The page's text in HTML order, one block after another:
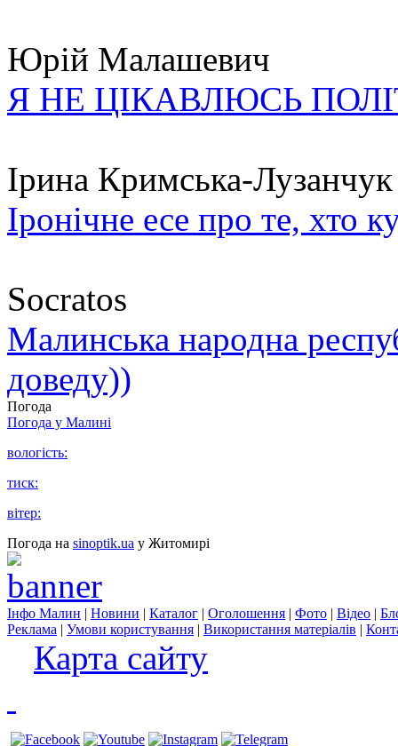
Юрій Малашевич
Я НЕ ЦІКАВЛЮСЬ
Ірина Кримська-Лузанчук
Іронічне есе про те, хто
Socratos
Малинська народна
доведу))
Погода
Погода у Малині
вологість:
тиск:
вітер:
Погода на sinoptik.ua у Житомирі
Інфо Малин | Новини | Каталог | Оголошення | Фото | Відео |
Реклама | Умови користування | Використання матеріалів |
Карта сайту